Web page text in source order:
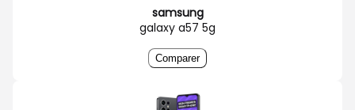
samsung
galaxy a57 5g
Comparer